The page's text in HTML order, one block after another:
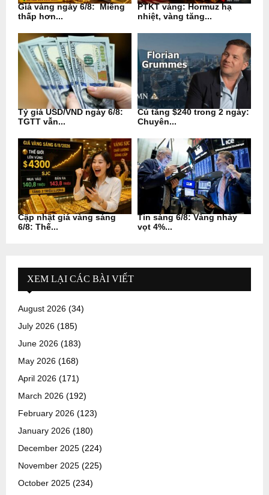
Giá vàng ngày 6/8: Miếng
thấp hơn...
PTKT vàng: Hormuz hạ
nhiệt, vàng tăng...
Tỷ giá USD/VND ngày 6/8:
TGTT vẫn...
Cú tăng $240 trong 2 ngày:
Chuyên...
Cập nhật giá vàng sáng
6/8: Thế...
Tin sáng 6/8: Vàng nhảy
vọt 4%...
XEM LẠI CÁC BÀI VIẾT
August 2026 (34)
July 2026 (185)
June 2026 (183)
May 2026 (168)
April 2026 (171)
March 2026 (192)
February 2026 (123)
January 2026 (180)
December 2025 (224)
November 2025 (225)
October 2025 (234)